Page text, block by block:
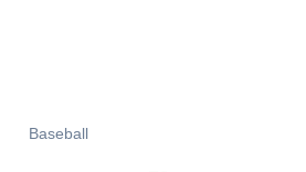
Baseball